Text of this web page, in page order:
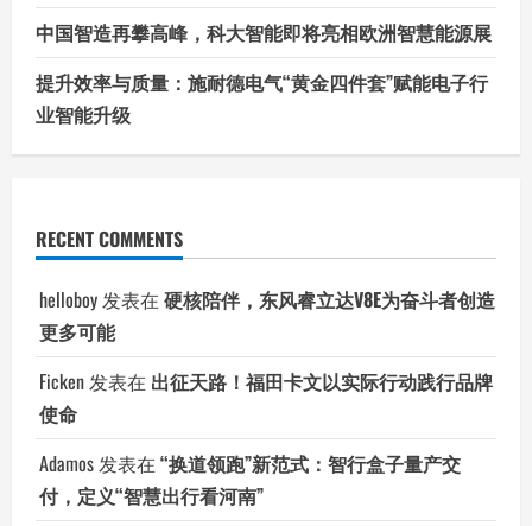
中国智造再攀高峰，科大智能即将亮相欧洲智慧能源展
提升效率与质量：施耐德电气“黄金四件套”赋能电子行
业智能升级
RECENT COMMENTS
helloboy 发表在 硬核陪伴，东风睿立达V8E为奋斗者创造
更多可能
Ficken 发表在 出征天路！福田卡文以实际行动践行品牌
使命
Adamos 发表在 “换道领跑”新范式：智行盒子量产交
付，定义“智慧出行看河南”